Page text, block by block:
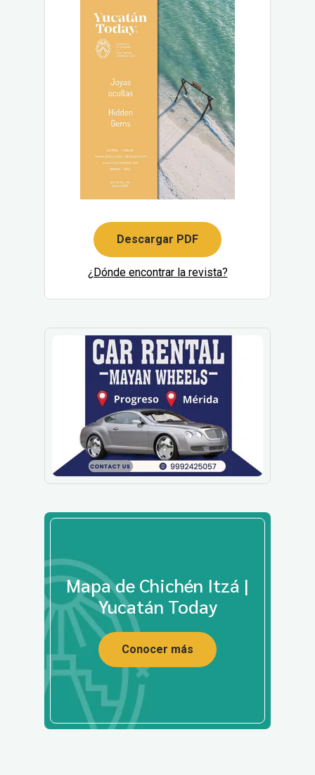
Descargar PDF
¿Dónde encontrar la revista?
Mapa de Chichén Itzá |
Yucatán Today
Conocer más